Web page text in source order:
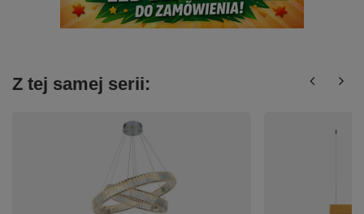
Z tej samej serii: